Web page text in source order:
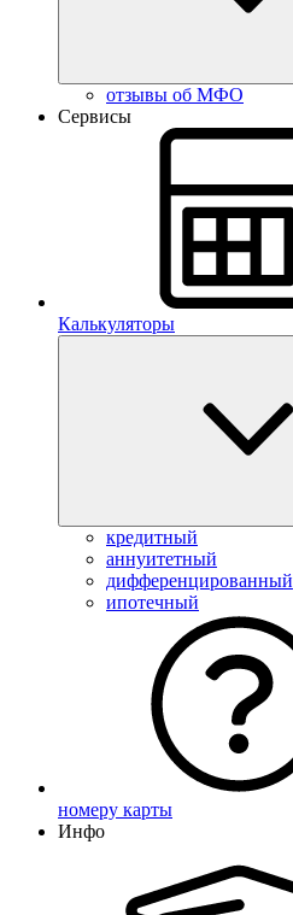
отзывы об МФО
Сервисы
Калькуляторы
кредитный
аннуитетный
дифференцированный
ипотечный
номеру карты
Инфо